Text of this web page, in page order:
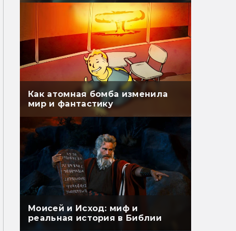
Как атомная бомба изменила
мир и фантастику
Моисей и Исход: миф и
реальная история в Библии